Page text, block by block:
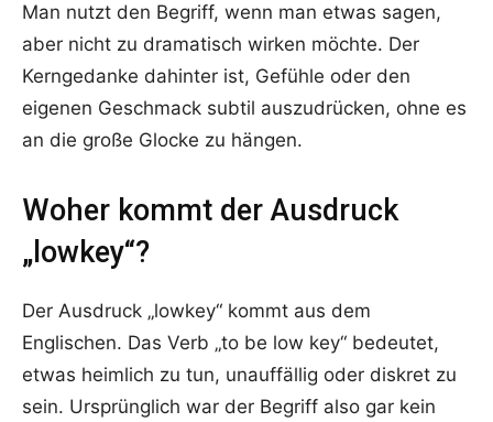
Man nutzt den Begriff, wenn man etwas sagen,
aber nicht zu dramatisch wirken möchte. Der
Kerngedanke dahinter ist, Gefühle oder den
eigenen Geschmack subtil auszudrücken, ohne es
an die große Glocke zu hängen.
Woher kommt der Ausdruck
„lowkey“?
Der Ausdruck „lowkey“ kommt aus dem
Englischen. Das Verb „to be low key“ bedeutet,
etwas heimlich zu tun, unauffällig oder diskret zu
sein. Ursprünglich war der Begriff also gar kein